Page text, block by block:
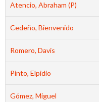
Atencio, Abraham (P)
Cedeño, Bienvenido
Romero, Davis
Pinto, Elpidio
Gómez, Miguel